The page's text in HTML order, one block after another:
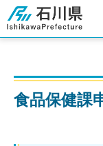
石川県
食品保健課